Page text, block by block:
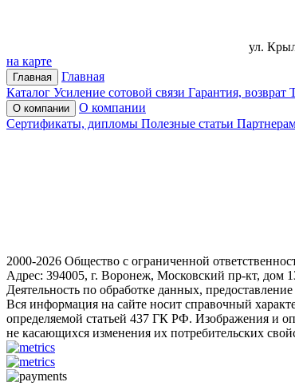
ул.
на карте
Главная
Главная
Каталог Усиление сотовой связи Гарантия, возврат
О компании
О компании
Сертификаты, дипломы Полезные статьи
2000-2026 Общество с ограниченной
Адрес: 394005, г. Воронеж, Московский пр-кт, дом
Деятельность по обработке данных,
Вся информация на сайте носит справочный
определяемой статьей 437 ГК РФ. Изображения и
не касающихся изменения их потребительских